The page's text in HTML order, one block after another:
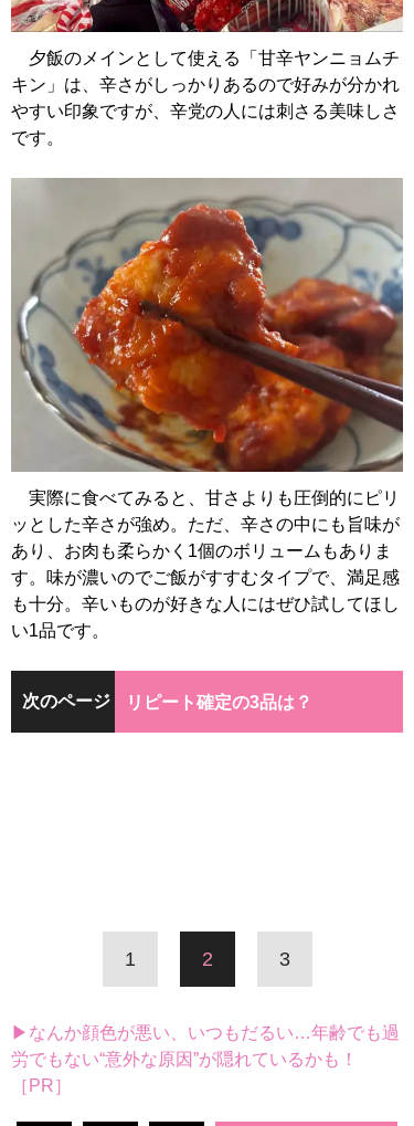
夕飯のメインとして使える「甘辛ヤンニョムチ
キン」は、辛さがしっかりあるので好みが分かれ
やすい印象ですが、辛党の人には刺さる美味しさ
です。
実際に食べてみると、甘さよりも圧倒的にピリ
ッとした辛さが強め。ただ、辛さの中にも旨味が
あり、お肉も柔らかく1個のボリュームもありま
す。味が濃いのでご飯がすすむタイプで、満足感
も十分。辛いものが好きな人にはぜひ試してほし
い1品です。
次のページ リピート確定の3品は？
1 2 3
▶なんか顔色が悪い、いつもだるい…年齢でも過
労でもない“意外な原因”が隠れているかも！
［PR］